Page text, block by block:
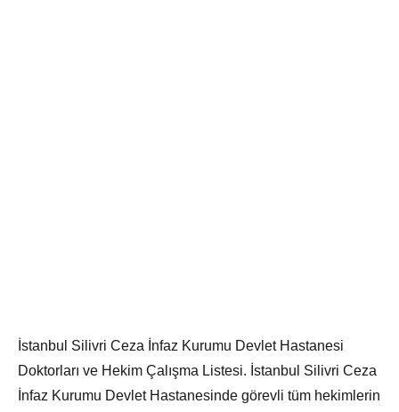
İstanbul Silivri Ceza İnfaz Kurumu Devlet Hastanesi
Doktorları ve Hekim Çalışma Listesi. İstanbul Silivri Ceza
İnfaz Kurumu Devlet Hastanesinde görevli tüm hekimlerin